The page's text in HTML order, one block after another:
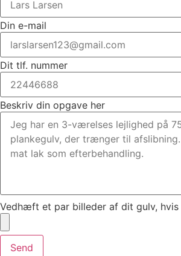
Din e-mail
Dit tlf. nummer
Beskriv din opgave her
Vedhæft et par billeder af dit gulv, hvis
Send